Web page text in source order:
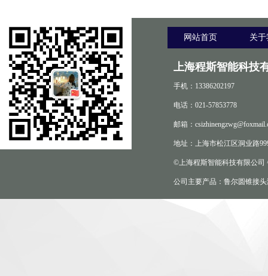
网站首页 关
上海程斯智能科技
手机：13386202197
电话：021-57853778
邮箱：
地址：上海市松江区洞业路
©上海程斯智能科技有限公司
公司主要产品：鲁尔圆锥接